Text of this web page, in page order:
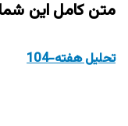
متن کامل این
تحليل هفته-104